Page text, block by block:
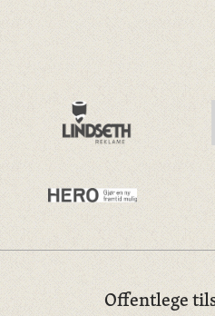
Offentlege